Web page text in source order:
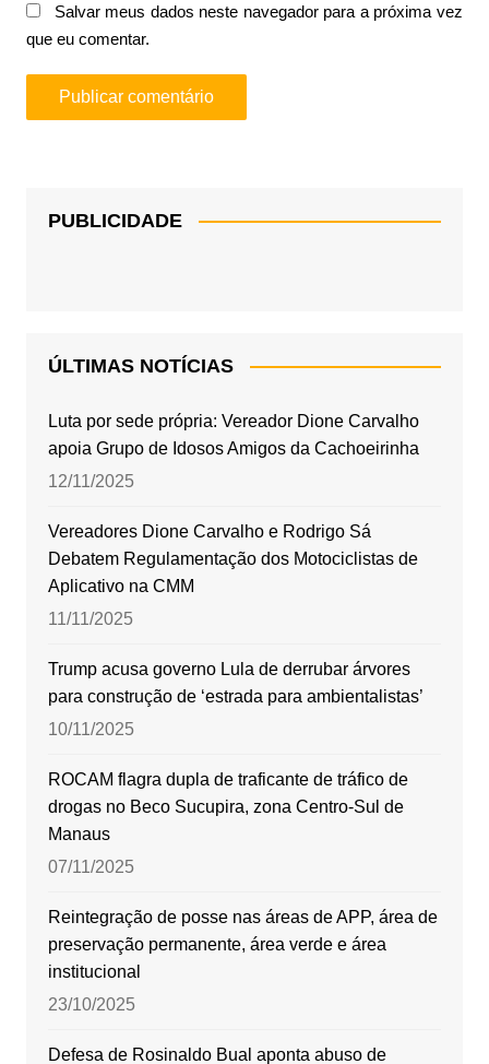
Salvar meus dados neste navegador para a próxima vez
que eu comentar.
PUBLICIDADE
ÚLTIMAS NOTÍCIAS
Luta por sede própria: Vereador Dione Carvalho
apoia Grupo de Idosos Amigos da Cachoeirinha
12/11/2025
Vereadores Dione Carvalho e Rodrigo Sá
Debatem Regulamentação dos Motociclistas de
Aplicativo na CMM
11/11/2025
Trump acusa governo Lula de derrubar árvores
para construção de ‘estrada para ambientalistas’
10/11/2025
ROCAM flagra dupla de traficante de tráfico de
drogas no Beco Sucupira, zona Centro-Sul de
Manaus
07/11/2025
Reintegração de posse nas áreas de APP, área de
preservação permanente, área verde e área
institucional
23/10/2025
Defesa de Rosinaldo Bual aponta abuso de